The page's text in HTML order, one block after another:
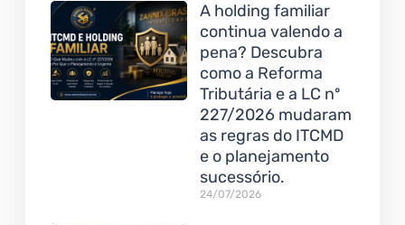
A holding familiar
continua valendo a
pena? Descubra
como a Reforma
Tributária e a LC nº
227/2026 mudaram
as regras do ITCMD
e o planejamento
sucessório.
24/07/2026